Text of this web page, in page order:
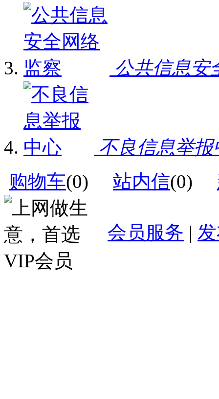
公共信息安
不良信息举报
购物车(0) 站内信(0)
会员服务 |